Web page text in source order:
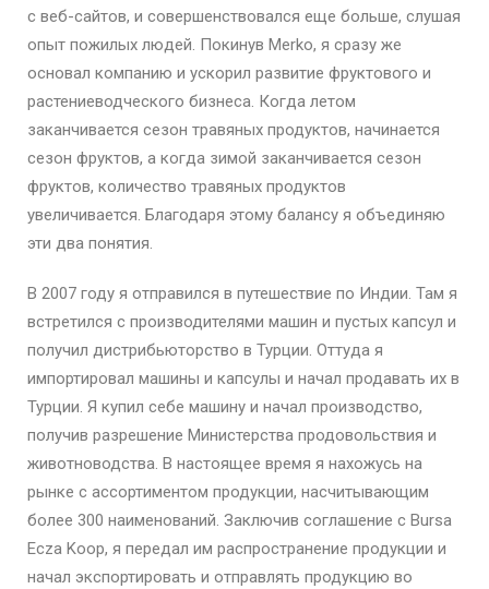
с веб-сайтов, и совершенствовался еще больше, слушая
опыт пожилых людей. Покинув Merko, я сразу же
основал компанию и ускорил развитие фруктового и
растениеводческого бизнеса. Когда летом
заканчивается сезон травяных продуктов, начинается
сезон фруктов, а когда зимой заканчивается сезон
фруктов, количество травяных продуктов
увеличивается. Благодаря этому балансу я объединяю
эти два понятия.
В 2007 году я отправился в путешествие по Индии. Там я
встретился с производителями машин и пустых капсул и
получил дистрибьюторство в Турции. Оттуда я
импортировал машины и капсулы и начал продавать их в
Турции. Я купил себе машину и начал производство,
получив разрешение Министерства продовольствия и
животноводства. В настоящее время я нахожусь на
рынке с ассортиментом продукции, насчитывающим
более 300 наименований. Заключив соглашение с Bursa
Ecza Koop, я передал им распространение продукции и
начал экспортировать и отправлять продукцию во